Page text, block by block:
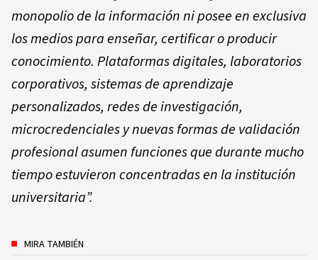
monopolio de la información ni posee en exclusiva
los medios para enseñar, certificar o producir
conocimiento. Plataformas digitales, laboratorios
corporativos, sistemas de aprendizaje
personalizados, redes de investigación,
microcredenciales y nuevas formas de validación
profesional asumen funciones que durante mucho
tiempo estuvieron concentradas en la institución
universitaria”.
MIRA TAMBIÉN